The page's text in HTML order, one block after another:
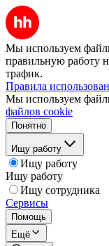
Мы используем
правильную работу
трафик.
Правила
Мы используем
файлов cookie
Понятно
Ищу работу
Ищу работу
Ищу работу
Ищу сотрудника
Сервисы
Помощь
Ещё